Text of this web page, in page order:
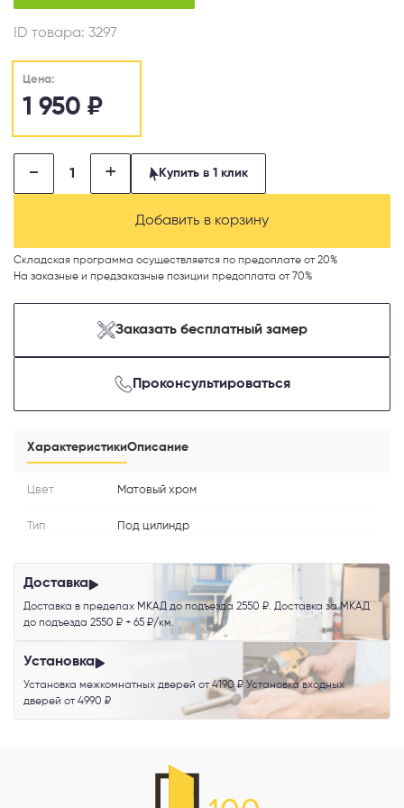
ID товара: 3297
Цена:
1 950 ₽
- + Купить в 1 клик
Добавить в корзину
Складская программа осуществляется по предоплате от 20%
На заказные и предзаказные позиции предоплата от 70%
Заказать бесплатный замер
Проконсультироваться
ХарактеристикиОписание
Цвет Матовый хром
Тип Под цилиндр
Доставка
Доставка в пределах МКАД до подъезда 2550 ₽. Доставка за МКАД
до подъезда 2550 ₽ + 65 ₽/км.
Установка
Установка межкомнатных дверей от 4190 ₽ Установка входных
дверей от 4990 ₽
Телефон
Перезвонить